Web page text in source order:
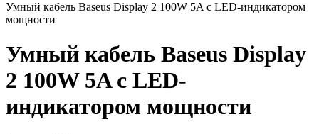
Умный кабель Baseus Display 2 100W 5A с LED-индикатором
мощности
Умный кабель Baseus Display
2 100W 5A с LED-
индикатором мощности